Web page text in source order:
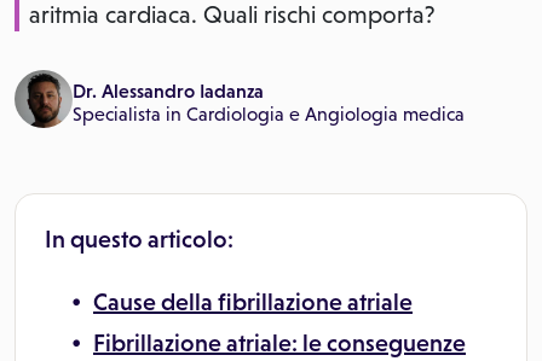
aritmia cardiaca. Quali rischi comporta?
Dr. Alessandro Iadanza
Specialista in Cardiologia e Angiologia medica
In questo articolo:
Cause della fibrillazione atriale
Fibrillazione atriale: le conseguenze